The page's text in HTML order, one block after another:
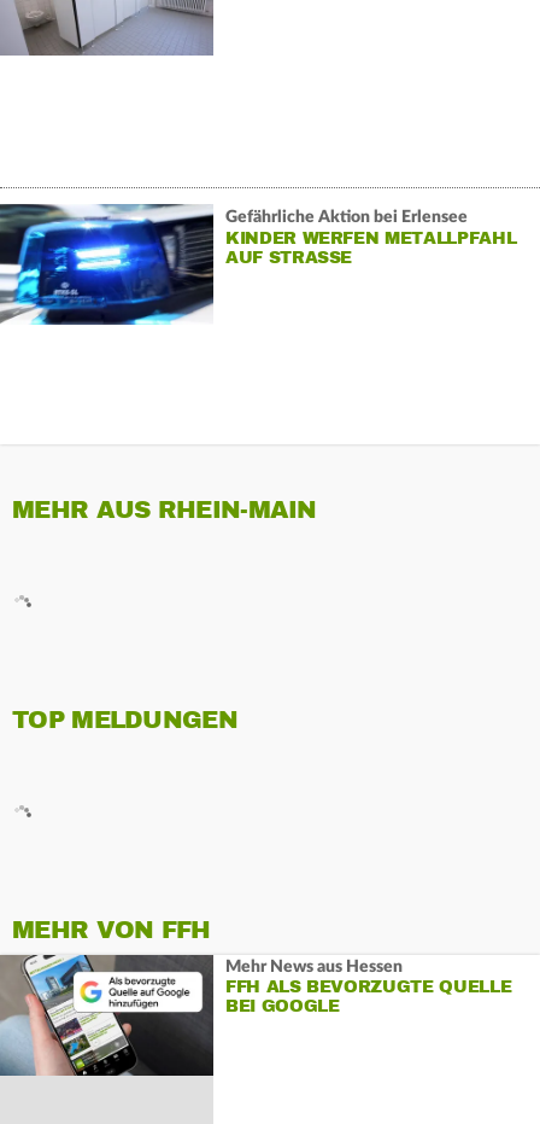
Gefährliche Aktion bei Erlensee
KINDER WERFEN METALLPFAHL
AUF STRASSE
MEHR AUS RHEIN-MAIN
TOP MELDUNGEN
MEHR VON FFH
Mehr News aus Hessen
FFH ALS BEVORZUGTE QUELLE
BEI GOOGLE